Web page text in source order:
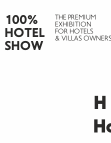
100%
HOTEL
SHOW
THE PREMIUM
EXHIBITION
FOR HOTELS
& VILLAS
Η